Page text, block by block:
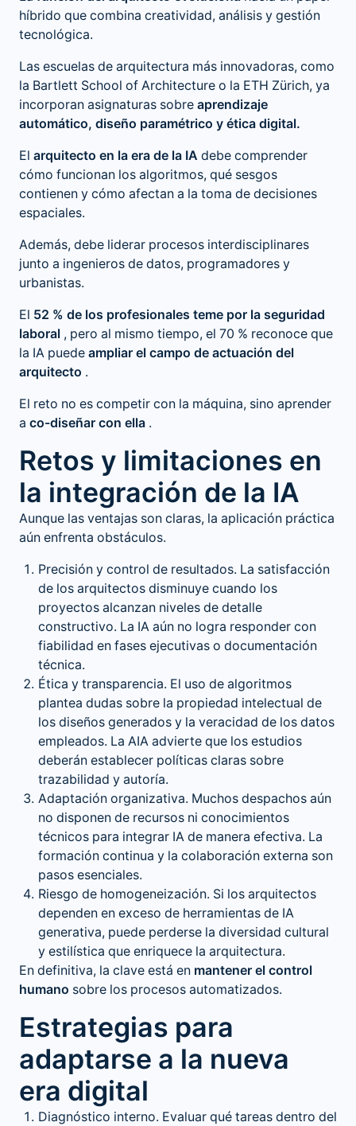
híbrido que combina creatividad, análisis y gestión
tecnológica.
Las escuelas de arquitectura más innovadoras, como
la Bartlett School of Architecture o la ETH Zürich, ya
incorporan asignaturas sobre aprendizaje
automático, diseño paramétrico y ética digital.
El arquitecto en la era de la IA debe comprender
cómo funcionan los algoritmos, qué sesgos
contienen y cómo afectan a la toma de decisiones
espaciales.
Además, debe liderar procesos interdisciplinares
junto a ingenieros de datos, programadores y
urbanistas.
El 52 % de los profesionales teme por la seguridad
laboral , pero al mismo tiempo, el 70 % reconoce que
la IA puede ampliar el campo de actuación del
arquitecto .
El reto no es competir con la máquina, sino aprender
a co-diseñar con ella .
Retos y limitaciones en
la integración de la IA
Aunque las ventajas son claras, la aplicación práctica
aún enfrenta obstáculos.
Precisión y control de resultados. La satisfacción
de los arquitectos disminuye cuando los
proyectos alcanzan niveles de detalle
constructivo. La IA aún no logra responder con
fiabilidad en fases ejecutivas o documentación
técnica.
Ética y transparencia. El uso de algoritmos
plantea dudas sobre la propiedad intelectual de
los diseños generados y la veracidad de los datos
empleados. La AIA advierte que los estudios
deberán establecer políticas claras sobre
trazabilidad y autoría.
Adaptación organizativa. Muchos despachos aún
no disponen de recursos ni conocimientos
técnicos para integrar IA de manera efectiva. La
formación continua y la colaboración externa son
pasos esenciales.
Riesgo de homogeneización. Si los arquitectos
dependen en exceso de herramientas de IA
generativa, puede perderse la diversidad cultural
y estilística que enriquece la arquitectura.
En definitiva, la clave está en mantener el control
humano sobre los procesos automatizados.
Estrategias para
adaptarse a la nueva
era digital
Diagnóstico interno. Evaluar qué tareas dentro del